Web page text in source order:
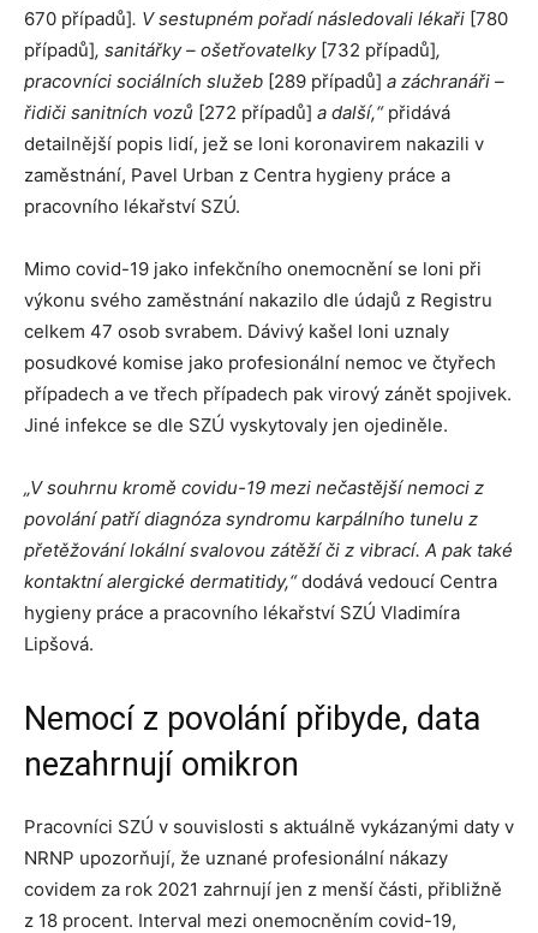
670 případů]. V sestupném pořadí následovali lékaři [780
případů], sanitářky – ošetřovatelky [732 případů],
pracovníci sociálních služeb [289 případů] a záchranáři –
řidiči sanitních vozů [272 případů] a další,“přidává
detailnější popis lidí, jež se loni koronavirem nakazili v
zaměstnání, Pavel Urban z Centra hygieny práce a
pracovního lékařství SZÚ.
Mimo covid-19 jako infekčního onemocnění se loni při
výkonu svého zaměstnání nakazilo dle údajů z Registru
celkem 47 osob svrabem. Dávivý kašel loni uznaly
posudkové komise jako profesionální nemoc ve čtyřech
případech a ve třech případech pak virový zánět spojivek.
Jiné infekce se dle SZÚ vyskytovaly jen ojediněle.
„V souhrnu kromě covidu-19 mezi nečastější nemoci z
povolání patří diagnóza syndromu karpálního tunelu z
přetěžování lokální svalovou zátěží či z vibrací. A pak také
kontaktní alergické dermatitidy,“dodává vedoucí Centra
hygieny práce a pracovního lékařství SZÚ Vladimíra
Lipšová.
Nemocí z povolání přibyde, data
nezahrnují omikron
Pracovníci SZÚ v souvislosti s aktuálně vykázanými daty v
NRNP upozorňují, že uznané profesionální nákazy
covidem za rok 2021 zahrnují jen z menší části, přibližně
z 18 procent. Interval mezi onemocněním covid-19,